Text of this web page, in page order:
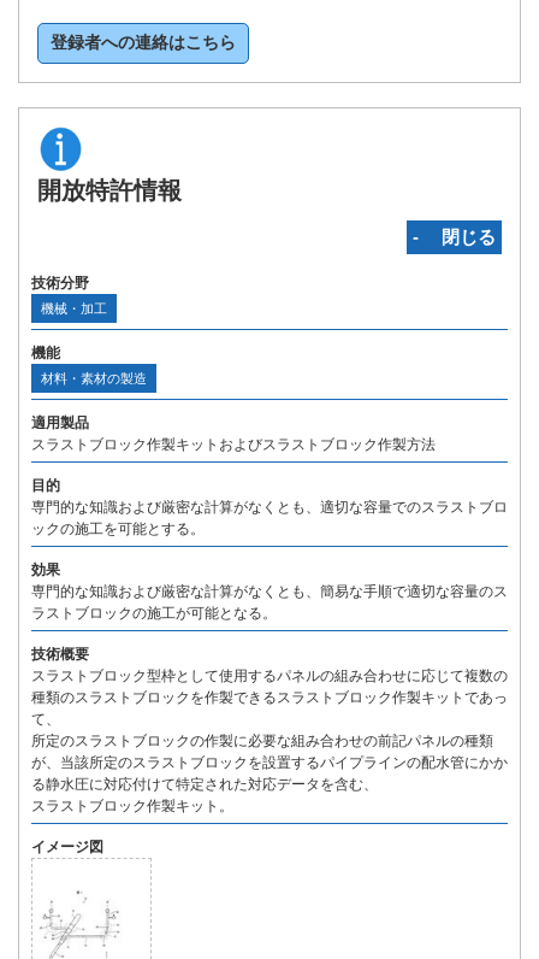
登録者への連絡はこちら
開放特許情報
‐ 閉じる
技術分野
機械・加工
機能
材料・素材の製造
適用製品
スラストブロック作製キットおよびスラストブロック作製方法
目的
専門的な知識および厳密な計算がなくとも、適切な容量でのスラストブロ
ックの施工を可能とする。
効果
専門的な知識および厳密な計算がなくとも、簡易な手順で適切な容量のス
ラストブロックの施工が可能となる。
技術概要
スラストブロック型枠として使用するパネルの組み合わせに応じて複数の
種類のスラストブロックを作製できるスラストブロック作製キットであっ
て、
所定のスラストブロックの作製に必要な組み合わせの前記パネルの種類
が、当該所定のスラストブロックを設置するパイプラインの配水管にかか
る静水圧に対応付けて特定された対応データを含む、
スラストブロック作製キット。
イメージ図